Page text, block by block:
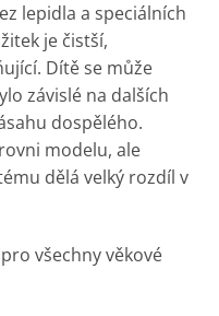
lepidla a speciálních
je čistší,
Dítě se může
závislé na dalších
dospělého.
modelu, ale
dělá velký rozdíl v
všechny věkové